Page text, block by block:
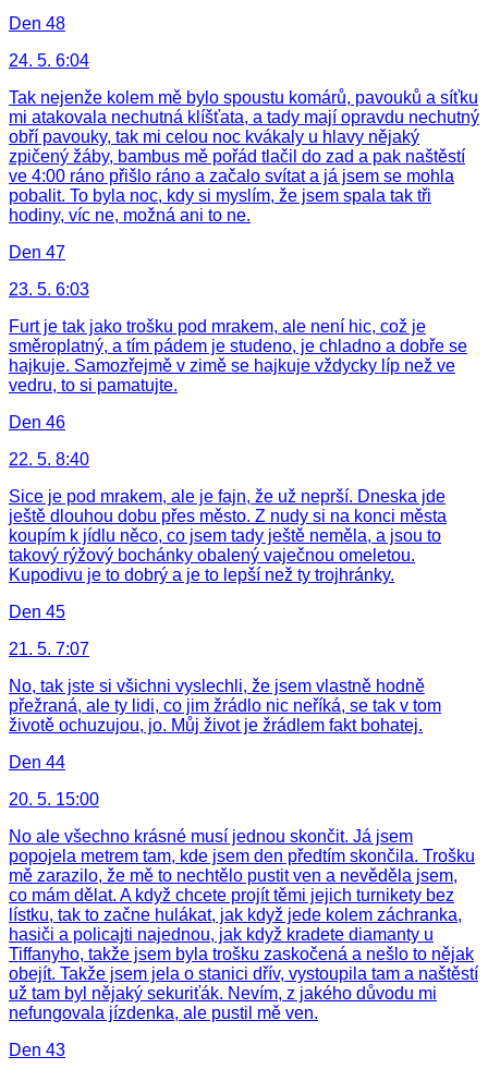
Den 48
24. 5. 6:04
Tak nejenže kolem mě bylo spoustu komárů, pavouků a síťku
mi atakovala nechutná klíšťata, a tady mají opravdu nechutný
obří pavouky, tak mi celou noc kvákaly u hlavy nějaký
zpičený žáby, bambus mě pořád tlačil do zad a pak naštěstí
ve 4:00 ráno přišlo ráno a začalo svítat a já jsem se mohla
pobalit. To byla noc, kdy si myslím, že jsem spala tak tři
hodiny, víc ne, možná ani to ne.
Den 47
23. 5. 6:03
Furt je tak jako trošku pod mrakem, ale není hic, což je
směroplatný, a tím pádem je studeno, je chladno a dobře se
hajkuje. Samozřejmě v zimě se hajkuje vždycky líp než ve
vedru, to si pamatujte.
Den 46
22. 5. 8:40
Sice je pod mrakem, ale je fajn, že už neprší. Dneska jde
ještě dlouhou dobu přes město. Z nudy si na konci města
koupím k jídlu něco, co jsem tady ještě neměla, a jsou to
takový rýžový bochánky obalený vaječnou omeletou.
Kupodivu je to dobrý a je to lepší než ty trojhránky.
Den 45
21. 5. 7:07
No, tak jste si všichni vyslechli, že jsem vlastně hodně
přežraná, ale ty lidi, co jim žrádlo nic neříká, se tak v tom
životě ochuzujou, jo. Můj život je žrádlem fakt bohatej.
Den 44
20. 5. 15:00
No ale všechno krásné musí jednou skončit. Já jsem
popojela metrem tam, kde jsem den předtím skončila. Trošku
mě zarazilo, že mě to nechtělo pustit ven a nevěděla jsem,
co mám dělat. A když chcete projít těmi jejich turnikety bez
lístku, tak to začne hulákat, jak když jede kolem záchranka,
hasiči a policajti najednou, jak když kradete diamanty u
Tiffanyho, takže jsem byla trošku zaskočená a nešlo to nějak
obejít. Takže jsem jela o stanici dřív, vystoupila tam a naštěstí
už tam byl nějaký sekuriťák. Nevím, z jakého důvodu mi
nefungovala jízdenka, ale pustil mě ven.
Den 43